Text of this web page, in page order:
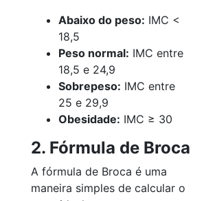
Abaixo do peso: IMC <
18,5
Peso normal: IMC entre
18,5 e 24,9
Sobrepeso: IMC entre
25 e 29,9
Obesidade: IMC ≥ 30
2. Fórmula de Broca
A fórmula de Broca é uma
maneira simples de calcular o